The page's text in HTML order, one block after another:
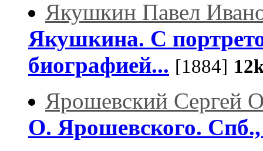
Якушкин Павел
Якушкина. С
биографией... [1884]
Ярошевский Сергей
О. Ярошевского. Спб.,